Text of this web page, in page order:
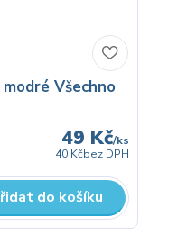
Všechno
49 Kč/ks
40 Kčbez DPH
do košíku